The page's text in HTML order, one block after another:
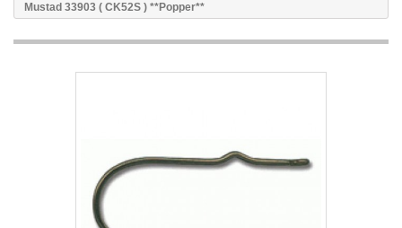
Mustad 33903 ( CK52S ) **Popper**